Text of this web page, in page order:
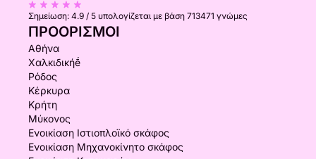
Σημείωση: 4.9 / 5 υπολογίζεται με βάση 713471 γνώμες
ΠΡΟΟΡΙΣΜΟΊ
Αθήνα
Χαλκιδικήḗ
Ρόδος
Κέρκυρα
Κρήτη
Μύκονος
Ενοικίαση Ιστιοπλοϊκό σκάφος
Ενοικίαση Μηχανοκίνητο σκάφος